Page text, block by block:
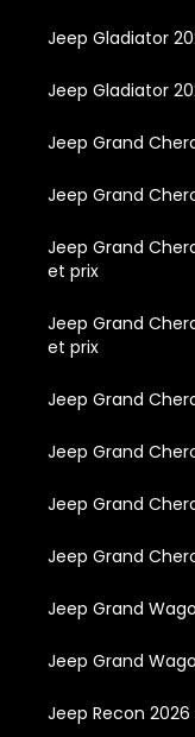
Jeep Gladiator
Jeep Gladiator
Jeep Grand
Jeep Grand
Jeep Grand
et prix
Jeep Grand
et prix
Jeep Grand
Jeep Grand
Jeep Grand
Jeep Grand
Jeep Grand
Jeep Grand
Jeep Recon